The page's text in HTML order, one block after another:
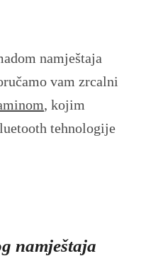
namještaja
vam zrcalni
, kojim
tehnologije
namještaja